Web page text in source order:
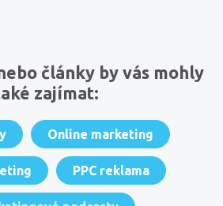
články by vás mohly
zajímat:
Online marketing
PPC reklama